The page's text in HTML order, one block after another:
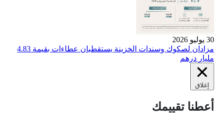
30 يوليو 2026
مزادان لصكوك وسندات الخزينة يستقطبان عطاءات بقيمة 4.83
مليار درهم
إغلاق
أعطنا تقييمك